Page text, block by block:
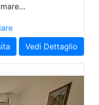
Vedi Dettaglio